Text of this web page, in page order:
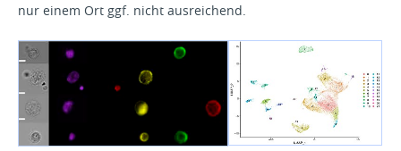
nur einem Ort ggf. nicht ausreichend.